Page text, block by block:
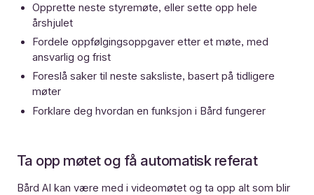
Opprette neste styremøte, eller sette opp hele
årshjulet
Fordele oppfølgingsoppgaver etter et møte, med
ansvarlig og frist
Foreslå saker til neste saksliste, basert på tidligere
møter
Forklare deg hvordan en funksjon i Bård fungerer
Ta opp møtet og få automatisk referat
Bård AI kan være med i videomøtet og ta opp alt som blir